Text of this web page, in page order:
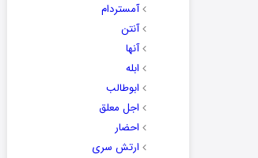
آمستردام
آنتن
آنها
ابله
ابوطالب
اجل معلق
احضار
ارتش سری